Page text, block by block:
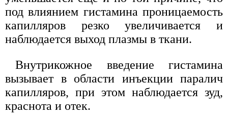
под влиянием гистамина проницаемость
капилляров резко увеличивается и
наблюдается выход плазмы в ткани.
Внутрикожное введение гистамина
вызывает в области инъекции паралич
капилляров, при этом наблюдается зуд,
краснота и отек.